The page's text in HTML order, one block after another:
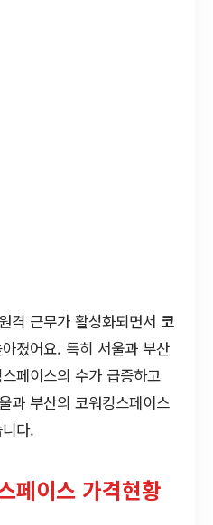
격 근무가 활성화되면서 코
졌어요. 특히 서울과 부산
페이스의 수가 급증하고
과 부산의 코워킹스페이스
다.
페이스 가격현황